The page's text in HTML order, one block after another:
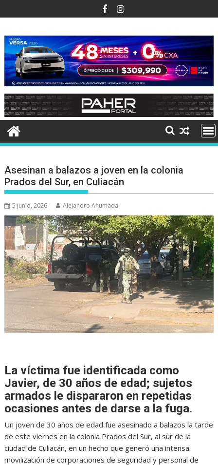
al
Asesinan a balazos a joven en la colonia
Prados del Sur, en Culiacán
5 junio, 2026 Alejandro Ahumada
La víctima fue identificada como
Javier, de 30 años de edad; sujetos
armados le dispararon en repetidas
ocasiones antes de darse a la fuga.
Un joven de 30 años de edad fue asesinado a balazos la tarde
de este viernes en la colonia Prados del Sur, al sur de la
ciudad de Culiacán, en un hecho que generó una intensa
movilización de corporaciones de seguridad y personal de